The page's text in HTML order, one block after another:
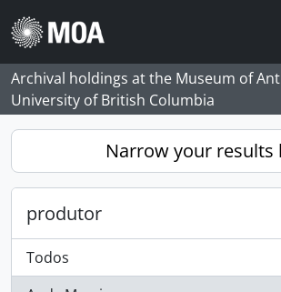
Skip to main content
Archival holdings at the Museum of
University of British Columbia
Narrow your results
produtor
Todos